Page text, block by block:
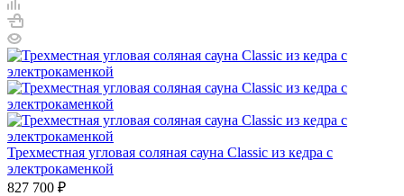
Трехместная угловая соляная сауна Classic из кедра с
электрокаменкой
827 700 ₽